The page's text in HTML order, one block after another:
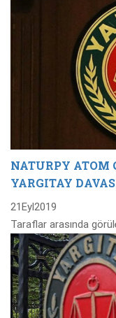
NATURPY
YARGITAY
21 Eyl2019
Taraflar arasında